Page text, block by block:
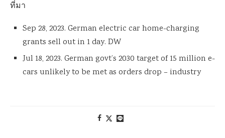
ที่มา
Sep 28, 2023. German electric car home-charging
grants sell out in 1 day. DW
Jul 18, 2023. German govt’s 2030 target of 15 million e-
cars unlikely to be met as orders drop – industry